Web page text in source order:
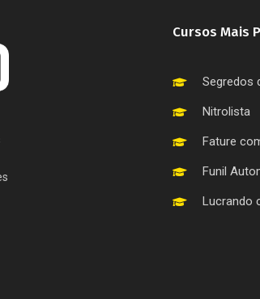
Cursos Mais
Segredos
Nitrolista
Fature
Funil
Lucrando